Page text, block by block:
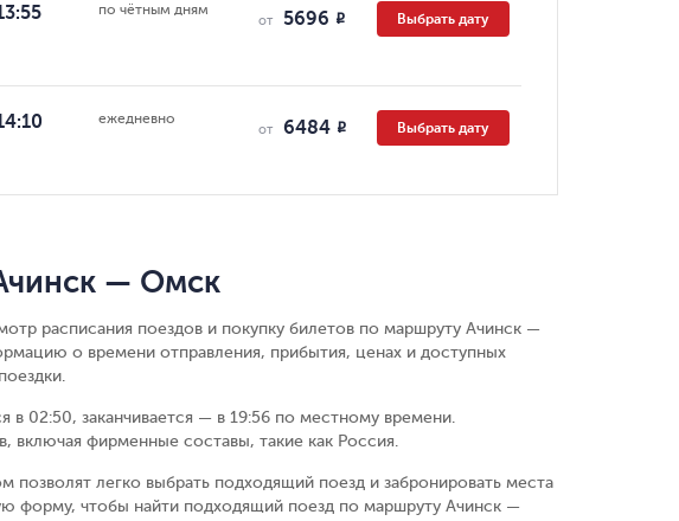
по чётным дням
от 5696 R Выбрать дату
ежедневно
от 6484 R Выбрать дату
— Омск
расписания поездов и покупку билетов по маршруту Ачинск —
о времени отправления, прибытия, ценах и доступных
в 02:50, заканчивается — в 19:56 по местному времени.
включая фирменные составы, такие как Россия.
легко выбрать подходящий поезд и забронировать места
форму, чтобы найти подходящий поезд по маршруту Ачинск —